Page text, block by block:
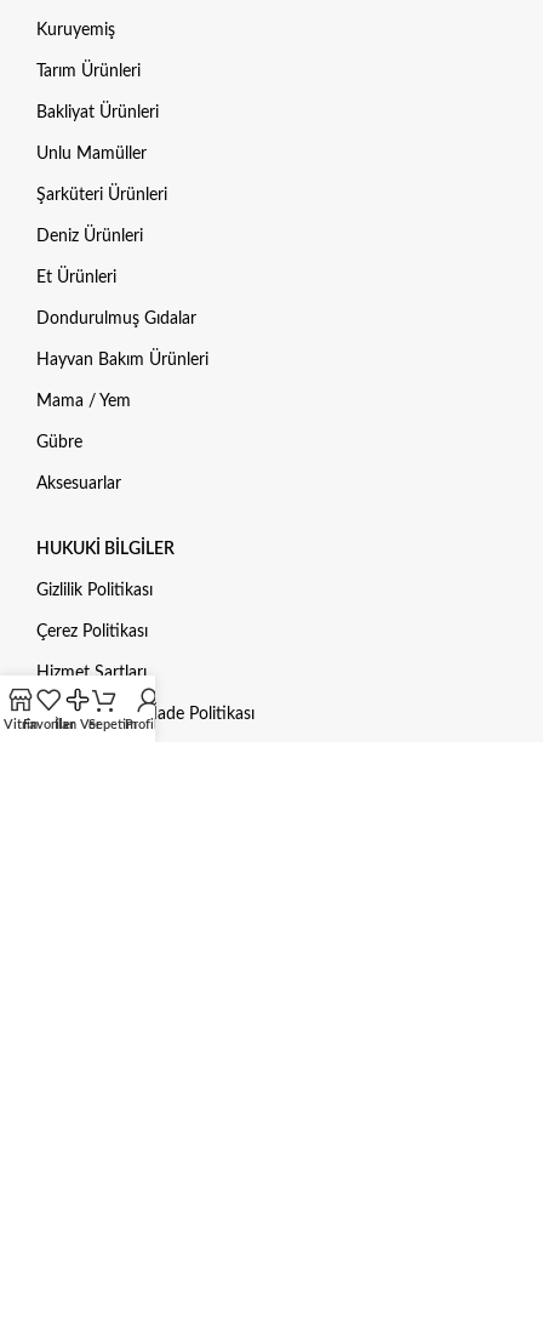
Kuruyemiş
Tarım Ürünleri
Bakliyat Ürünleri
Unlu Mamüller
Şarküteri Ürünleri
Deniz Ürünleri
Et Ürünleri
Dondurulmuş Gıdalar
Hayvan Bakım Ürünleri
Mama / Yem
Gübre
Aksesuarlar
HUKUKI BILGILER
Gizlilik Politikası
Çerez Politikası
Hizmet Şartları
Geri Ödeme ve İade Politikası
VitrinFavorilerİlan VerSepetimProfilim